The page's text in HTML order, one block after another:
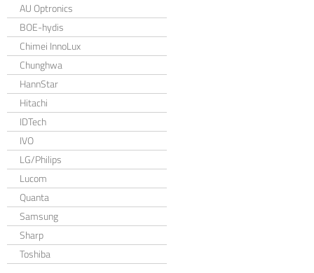
AU Optronics
BOE-hydis
Chimei InnoLux
Chunghwa
HannStar
Hitachi
IDTech
IVO
LG/Philips
Lucom
Quanta
Samsung
Sharp
Toshiba